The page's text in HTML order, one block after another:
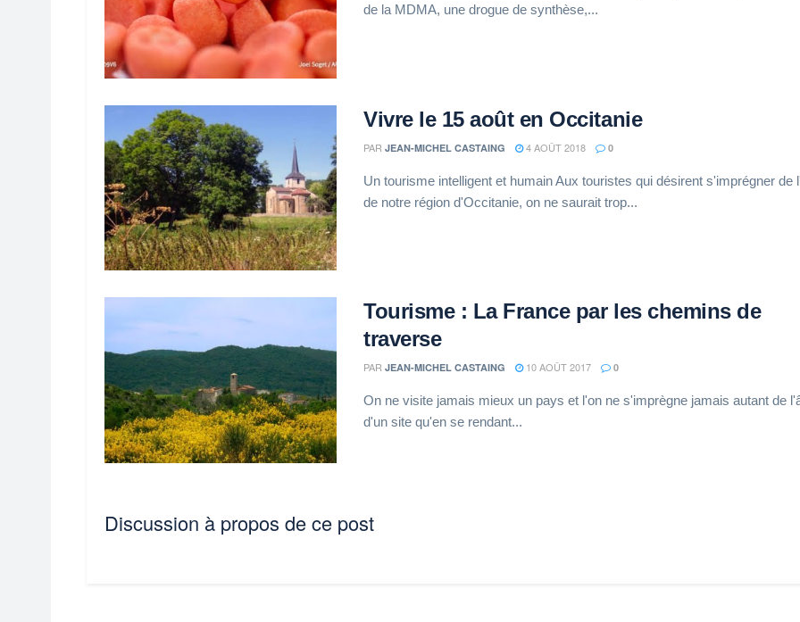
de la MDMA, une drogue de synthèse,...
Vivre le 15 août en Occitanie
PAR JEAN-MICHEL CASTAING 4 AOÛT 2018 0
Un tourisme intelligent et humain Aux touristes qui désirent s'imprégner de
de notre région d'Occitanie, on ne saurait trop...
Tourisme : La France par les chemins de
traverse
PAR JEAN-MICHEL CASTAING 10 AOÛT 2017 0
On ne visite jamais mieux un pays et l'on ne s'imprègne jamais autant de
d'un site qu'en se rendant...
Discussion à propos de ce post